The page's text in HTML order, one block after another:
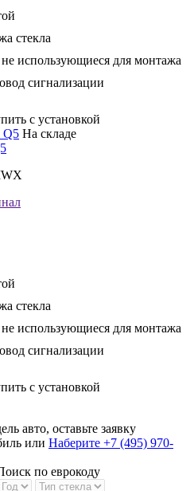
стекла
использующиеся для монтажа
сигнализации
с установкой
На складе
стекла
использующиеся для монтажа
сигнализации
с установкой
авто, оставьте заявку
или Наберите +7 (495) 970-
по еврокоду